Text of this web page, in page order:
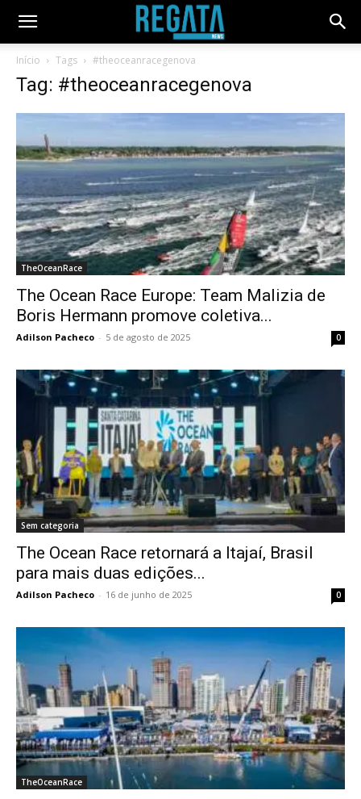
Início Tags #theoceanracegenova
Tag: #theoceanracegenova
TheOceanRace
The Ocean Race Europe: Team Malizia de
Boris Hermann promove coletiva...
Adilson Pacheco - 5 de agosto de 2025 0
Sem categoria
The Ocean Race retornará a Itajaí, Brasil
para mais duas edições...
Adilson Pacheco - 16 de junho de 2025 0
TheOceanRace